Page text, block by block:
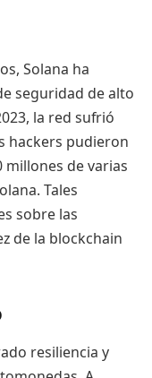
Solana ha
seguridad de alto
la red sufrió
hackers pudieron
de varias
Tales
sobre las
de la blockchain
resiliencia y